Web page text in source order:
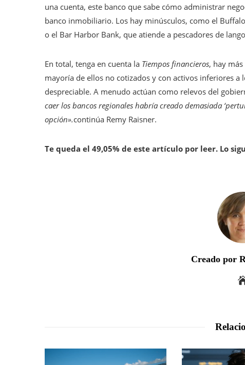
una cuenta, este banco que sabe cómo administrar
banco inmobiliario. Los hay minúsculos, como el
o el Bar Harbor Bank, que atiende a pescadores de
En total, tenga en cuenta la Tiempos financieros, hay
mayoría de ellos no cotizados y con activos inferiores
despreciable. A menudo actúan como relevos del
caer los bancos regionales habría creado demasiada
opción».continúa Remy Raisner.
Te queda el 49,05% de este artículo por leer. Lo
Creado por